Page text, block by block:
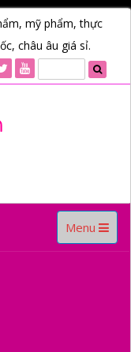
mỹ phẩm, thực
châu âu giá sỉ.
Toggle
navigation
Menu